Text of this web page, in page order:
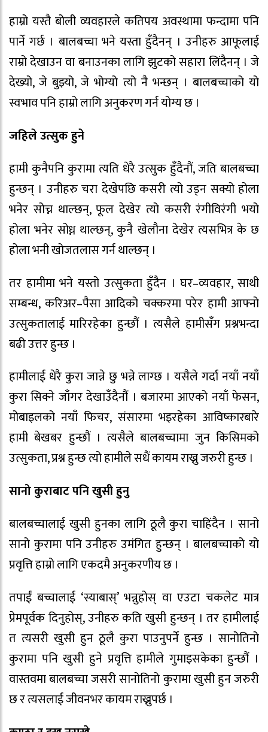
हाम्रो यस्तै बोली व्यवहारले कतिपय अवस्थामा फन्दामा पनि
पार्ने गर्छ । बालबच्चा भने यस्ता हुँदैनन् । उनीहरु आफूलाई
राम्रो देखाउन वा बनाउनका लागि झुटको सहारा लिंदैनन् । जे
देख्यो, जे बुझ्यो, जे भोग्यो त्यो नै भन्छन् । बालबच्चाको यो
स्वभाव पनि हाम्रो लागि अनुकरण गर्न योग्य छ ।
जहिले उत्सुक हुने
हामी कुनैपनि कुरामा त्यति धेरै उत्सुक हुँदैनौं, जति बालबच्चा
हुन्छन् । उनीहरु चरा देखेपछि कसरी त्यो उड्न सक्यो होला
भनेर सोच्न थाल्छन्, फूल देखेर त्यो कसरी रंगीविरंगी भयो
होला भनेर सोध्न थाल्छन्, कुनै खेलौना देखेर त्यसभित्र के छ
होला भनी खोजतलास गर्न थाल्छन् ।
तर हामीमा भने यस्तो उत्सुकता हुँदैन । घर–व्यवहार, साथी
सम्बन्ध, करिअर–पैसा आदिको चक्करमा परेर हामी आफ्नो
उत्सुकतालाई मारिरहेका हुन्छौं । त्यसैले हामीसँग प्रश्नभन्दा
बढी उत्तर हुन्छ ।
हामीलाई धेरै कुरा जान्ने छु भन्ने लाग्छ । यसैले गर्दा नयाँ नयाँ
कुरा सिक्ने जाँगर देखाउँदैनौं । बजारमा आएको नयाँ फेसन,
मोबाइलको नयाँ फिचर, संसारमा भइरहेका आविष्कारबारे
हामी बेखबर हुन्छौं । त्यसैले बालबच्चामा जुन किसिमको
उत्सुकता, प्रश्न हुन्छ त्यो हामीले सधैं कायम राख्नु जरुरी हुन्छ ।
सानो कुराबाट पनि खुसी हुनु
बालबच्चालाई खुसी हुनका लागि ठूलै कुरा चाहिंदैन । सानो
सानो कुरामा पनि उनीहरु उमंगित हुन्छन् । बालबच्चाको यो
प्रवृत्ति हाम्रो लागि एकदमै अनुकरणीय छ ।
तपाईं बच्चालाई ‘स्याबास्’ भन्नुहोस् वा एउटा चकलेट मात्र
प्रेमपूर्वक दिनुहोस्, उनीहरु कति खुसी हुन्छन् । तर हामीलाई
त त्यसरी खुसी हुन ठूलै कुरा पाउनुपर्ने हुन्छ । सानोतिनो
कुरामा पनि खुसी हुने प्रवृत्ति हामीले गुमाइसकेका हुन्छौं ।
वास्तवमा बालबच्चा जसरी सानोतिनो कुरामा खुसी हुन जरुरी
छ र त्यसलाई जीवनभर कायम राख्नुपर्छ ।